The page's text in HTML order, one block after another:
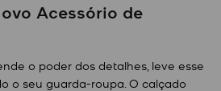
Acessório de
o poder dos detalhes, leve esse
o seu guarda-roupa. O calçado